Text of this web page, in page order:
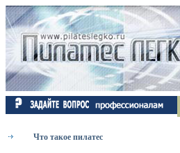
Что такое пилатес